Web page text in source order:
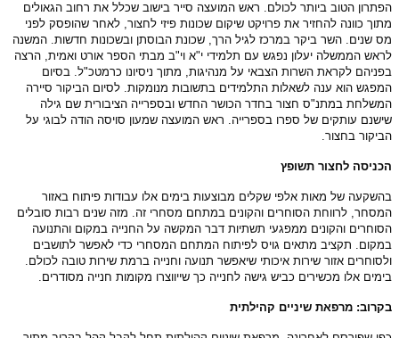
הפתרון הטוב ביותר לכולם. ראש המועצה סייר בישוב שכלל את רחוב הגאולים
מתוך כוונה להחזיר את פרויקט שיקום שכונות פיזי לחצור, לאחר שהופסק לפני
מס שנים. השר ביקר במרכז לגיל הרך, שכונת הבוסתן ובשכונות חדשות. המשנה
לראש הממשלה יעלון נפגש עם תלמידי י"א וי"ב מבתי הספר אורט ואמית, הרצה
בפניהם לקראת השרות הצבאי על מנהיגות, מתוך ניסיונו כרמטכ"ל. בסיום
המפגש הוא ענה לשאלות התלמידים בתשובות מנומקות. לסיום הביקור סיירה
המשלחת במתנ"ס חצור בחדר הכושר החדש ובספרייה הציבורית שם גילה
שישנם עותקים של ספרו בספרייה. ראש המועצה שמעון סויסה הודה לבוגי על
הביקור בחצור.
הכניסה לחצור תשופץ
בהשקעה של מאות אלפי שקלים מבוצעות בימים אלו עבודות פיתוח באזור
המסחר, לרווחת הסוחרים והקונים במתחם מסחרי זה. מזה שנים רבות סובלים
הסוחרים והקונים ממפגעי תשתיות דבר המקשה על החנייה במקום והתנועה
במקום. תקציב מתאים גויס לפיתוח המתחם המסחרי כדי לאפשר לתושבים
ולסוחרים אזור שירות איכותי שיאפשר תנועה וחנייה ברמת שירות טובה לכולם.
בימים אלו מכשירים כביש גישה לחנייה כך שייווצרו מקומות חנייה מסודרים.
בקרוב: מרפאת שיניים קהילתית